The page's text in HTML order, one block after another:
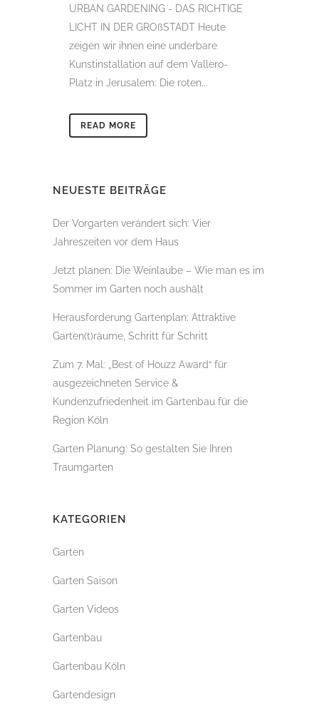
URBAN GARDENING - DAS RICHTIGE
LICHT IN DER GROßSTADT Heute
zeigen wir ihnen eine underbare
Kunstinstallation auf dem Vallero-
Platz in Jerusalem: Die roten...
READ MORE
NEUESTE BEITRÄGE
Der Vorgarten verändert sich: Vier
Jahreszeiten vor dem Haus
Jetzt planen: Die Weinlaube – Wie man es im
Sommer im Garten noch aushält
Herausforderung Gartenplan: Attraktive
Garten(t)räume, Schritt für Schritt
Zum 7. Mal: „Best of Houzz Award“ für
ausgezeichneten Service &
Kundenzufriedenheit im Gartenbau für die
Region Köln
Garten Planung: So gestalten Sie Ihren
Traumgarten
KATEGORIEN
Garten
Garten Saison
Garten Videos
Gartenbau
Gartenbau Köln
Gartendesign